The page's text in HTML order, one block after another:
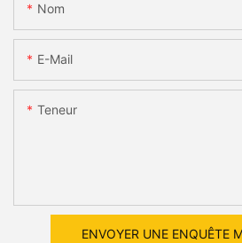
Nom
E-Mail
Teneur
ENVOYER UNE ENQUÊTE